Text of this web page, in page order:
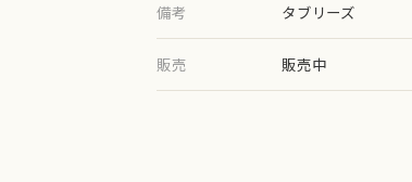
備考 タブリーズ
販売 販売中